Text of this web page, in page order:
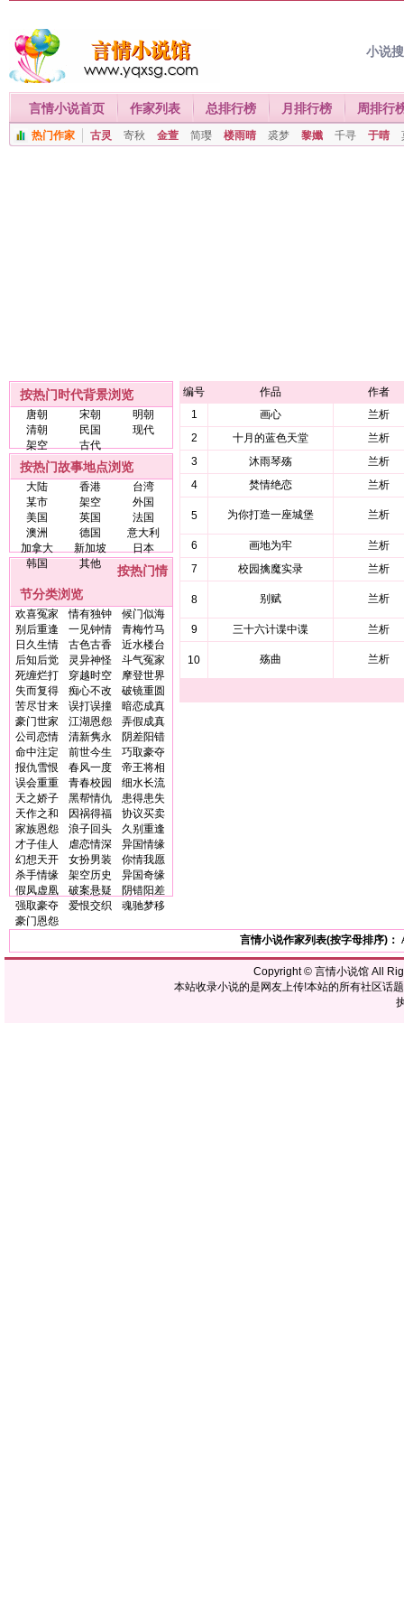
小说
言情小说首页 作家列表 总排行榜 月排行榜 周排行
热门作家 古灵 寄秋 金萱 简璎 楼雨晴 裘梦 黎孅 千寻 于晴
按热门时代背景浏览
唐朝 宋朝
明朝
清朝
民国
现代
架空
古代
按热门故事地点浏览
大陆 香港
台湾
某市
架空
外国
美国
英国
法国
澳洲
德国
意大利
加拿大
新加坡
日本
韩国
其他
按热门情
节分类浏览
欢喜冤家 情有独钟
候门似海
别后重逢
一见钟情
青梅竹马
日久生情
古色古香
近水楼台
后知后觉
灵异神怪
斗气冤家
死缠烂打
穿越时空
摩登世界
失而复得
痴心不改
破镜重圆
苦尽甘来
误打误撞
暗恋成真
豪门世家
江湖恩怨
弄假成真
公司恋情
清新隽永
阴差阳错
命中注定
前世今生
巧取豪夺
报仇雪恨
春风一度
帝王将相
误会重重
青春校园
细水长流
天之娇子
黑帮情仇
患得患失
天作之和
因祸得福
协议买卖
家族恩怨
浪子回头
久别重逢
才子佳人
虐恋情深
异国情缘
幻想天开
女扮男装
你情我愿
杀手情缘
架空历史
异国奇缘
假凤虚凰
破案悬疑
阴错阳差
强取豪夺
爱恨交织
魂驰梦移
豪门恩怨
编号 作品
作者
1
画心
兰析
2
十月的蓝色天堂
兰析
3
沐雨琴殇
兰析
4
焚情绝恋 兰析
5 为你打造一座城堡 兰析
6 画地为牢
兰析
7
校园擒魔实录 兰析
8 别赋 兰析
9 三十六计谍中谍 兰析
10 殇曲 兰析
言情小说作家列表(按字母排序)：
Copyright © 言情小说馆All
本站收录小说的是网友上传!本站的所有社区话